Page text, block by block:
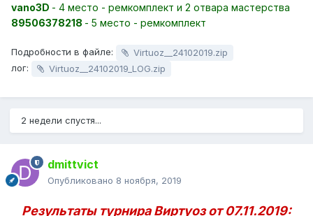
vano3D - 4 место - ремкомплект и 2 отвара мастерства
89506378218 - 5 место - ремкомплект
Подробности в файле:
Virtuoz__24102019.zip
лог:
Virtuoz__24102019_LOG.zip
2 недели спустя...
dmittvict
Опубликовано 8 ноября, 2019
Результаты турнира Виртуоз от 07.11.2019: